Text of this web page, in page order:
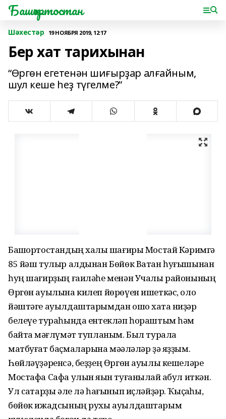
Башҡортостан
Шәхестәр 19 НОЯБРЯ 2019, 12:17
Бер хат тарихынан
“Өргөн егетенән шиғырҙар алғайным,
шул кеше һеҙ түгелме?”
Башҡортостандың халыҡ шағиры Мостай Кәримгә
85 йәш тулыр алдынан Бөйөк Ватан һуғышынан
һуң шағирҙың ғаиләһе менән Учалы районының
Өргөн ауылына килеп йөрөүен ишеткәс, оло
йәштәге ауылдаштарымдан ошо хаҡта ниҙәр
белеүе тураһында ентекләп һораштым һәм
байтаҡ мәғлүмәт туп­ланым. Был турала
матбуғат баҫмаларына мәҡәләләр ҙә яҙҙым.
Һөйләүҙәренсә, беҙҙең Өргөн ауылы кешеләре
Мостафа Сафа улын яҡын туғанылай ҡабул иткән.
Ул саҡтарҙы әле лә һағынып иҫләйҙәр. Ҡыҫҡаһы,
бөйөк ижадсының рухы ауылдаштарым